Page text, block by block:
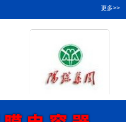
更多>>
山西省阳泉市阳泉煤业集团